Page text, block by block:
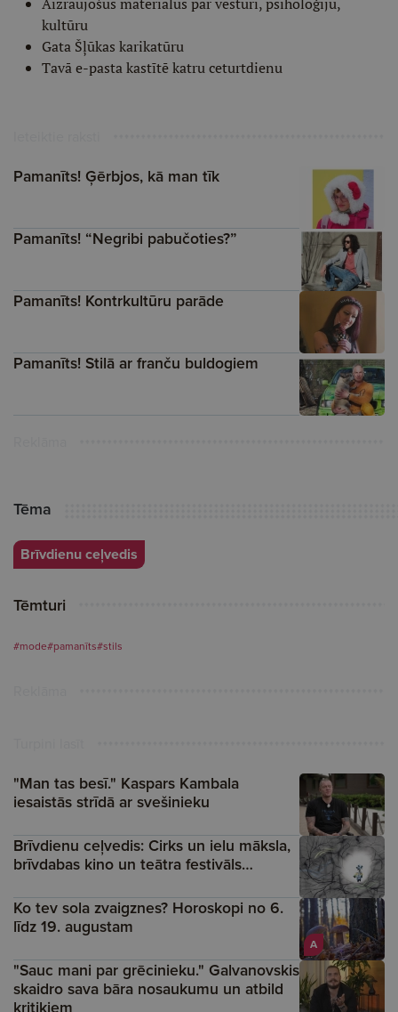
kultūru
Gata Šļūkas karikatūru
Tavā e-pasta kastītē katru ceturtdienu
Pamanīts! Ģērbjos, kā man tīk
Pamanīts! “Negribi pabučoties?”
Pamanīts! Kontrkultūru parāde
Pamanīts! Stilā ar franču buldogiem
Tēma
Brīvdienu ceļvedis
Tēmturi
#mode#pamanīts#stils
"Man tas besī." Kaspars Kambala
iesaistās strīdā ar svešinieku
Brīvdienu ceļvedis: Cirks un ielu māksla,
brīvdabas kino un teātra festivāls…
A
Ko tev sola zvaigznes? Horoskopi no 6.
līdz 19. augustam
"Sauc mani par grēcinieku." Galvanovskis
skaidro sava bāra nosaukumu un atbild
kritiķiem